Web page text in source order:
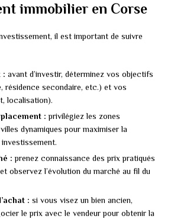
immobilier en Corse
il est important de suivre
: avant d’investir, déterminez vos objectifs
résidence secondaire, etc.) et vos
localisation).
: privilégiez les zones
dynamiques pour maximiser la
: prenez connaissance des prix pratiqués
observez l’évolution du marché au fil du
: si vous visez un bien ancien,
le prix avec le vendeur pour obtenir la